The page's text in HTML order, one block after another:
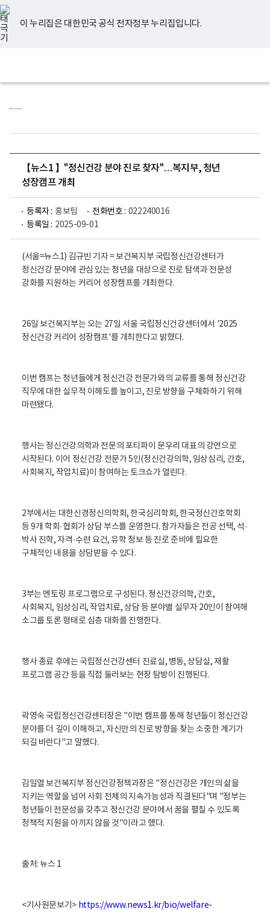
너
비
767px
이
하
이 누리집은 대한민국 공식 전자정부 누리집입니다.
지
검
메
홈
【뉴스1 】"정신건강 분야 진로 찾자"…복지부, 청년
성장캠프 개최
등록자 : 홍보팀 전화번호 : 022240016
등록일 : 2025-09-01
(서울=뉴스1) 김규빈 기자 = 보건복지부 국립정신건강센터가
정신건강 분야에 관심 있는 청년을 대상으로 진로 탐색과 전문성
강화를 지원하는 커리어 성장캠프를 개최한다.
26일 보건복지부는 오는 27일 서울 국립정신건강센터에서 '2025
정신건강 커리어 성장캠프'를 개최한다고 밝혔다.
이번 캠프는 청년들에게 정신건강 전문가와의 교류를 통해 정신건강
직무에 대한 실무적 이해도를 높이고, 진로 방향을 구체화하기 위해
마련됐다.
행사는 정신건강의학과 전문의 포티파이 문우리 대표의 강연으로
시작된다. 이어 정신건강 전문가 5인(정신건강의학, 임상심리, 간호,
사회복지, 작업치료)이 참여하는 토크쇼가 열린다.
2부에서는 대한신경정신의학회, 한국심리학회, 한국정신간호학회
등 9개 학회·협회가 상담 부스를 운영한다. 참가자들은 전공 선택, 석·
박사 진학, 자격·수련 요건, 유학 정보 등 진로 준비에 필요한
구체적인 내용을 상담받을 수 있다.
3부는 멘토링 프로그램으로 구성된다. 정신건강의학, 간호,
사회복지, 임상심리, 작업치료, 상담 등 분야별 실무자 20인이 참여해
소그룹 토론 형태로 심층 대화를 진행한다.
행사 종료 후에는 국립정신건강센터 진료실, 병동, 상담실, 재활
프로그램 공간 등을 직접 둘러보는 현장 탐방이 진행된다.
곽영숙 국립정신건강센터장은 "이번 캠프를 통해 청년들이 정신건강
분야를 더 깊이 이해하고, 자신만의 진로 방향을 찾는 소중한 계기가
되길 바란다"고 말했다.
김일열 보건복지부 정신건강정책과장은 "정신건강은 개인의 삶을
지키는 역할을 넘어 사회 전체의 지속가능성과 직결된다"며 "정부는
청년들이 전문성을 갖추고 정신건강 분야에서 꿈을 펼칠 수 있도록
정책적 지원을 아끼지 않을 것"이라고 했다.
출처: 뉴스 1
<기사원문보기> https://www.news1.kr/bio/welfare-
유
튜
브
페
이
스
북
인
스
타
그
램
블
로
그